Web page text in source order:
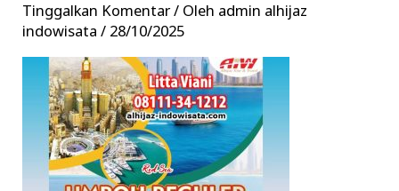
Tinggalkan Komentar/ Oleh admin alhijaz
indowisata/ 28/10/2025